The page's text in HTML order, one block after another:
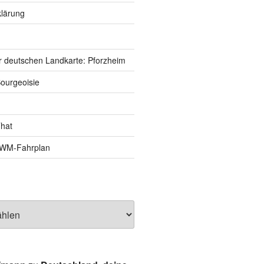
deutschen Landkarte: Pforzheim
Fahrplan